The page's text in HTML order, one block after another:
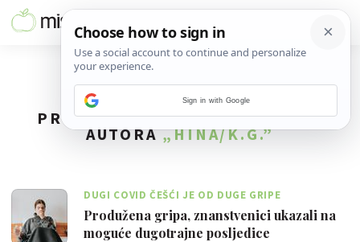
PRONAĐENO284REZULTATA ZA
AUTORA„HINA/K.G.”
DUGI COVID ČEŠĆI JE OD DUGE GRIPE
Produžena gripa, znanstvenici ukazali na
moguće dugotrajne posljedice
Sign in with Google